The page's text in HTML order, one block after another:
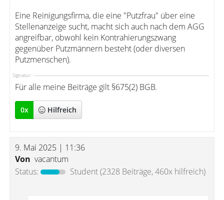
Eine Reinigungsfirma, die eine "Putzfrau" über eine
Stellenanzeige sucht, macht sich auch nach dem AGG
angreifbar, obwohl kein Kontrahierungszwang
gegenüber Putzmännern besteht (oder diversen
Putzmenschen).
Signatur:
Für alle meine Beiträge gilt §675(2) BGB.
0x Hilfreich
9. Mai 2025 | 11:36
Von vacantum
Status:
Student(2328 Beiträge, 460x hilfreich)